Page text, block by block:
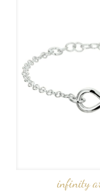
infinity